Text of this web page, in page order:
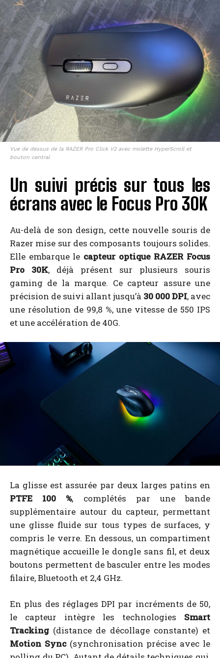
Vue de dessus de la RAZER Pro Click V2 avec molette HyperScroll et
bouton central
Un suivi précis sur tous les
écrans avec le Focus Pro 30K
Au-delà de son design, cette nouvelle souris de
Razer mise sur des composants toujours solides.
Elle embarque le capteur optique RAZER Focus
Pro 30K, déjà présent sur plusieurs souris
gaming de la marque. Ce capteur assure une
précision de suivi allant jusqu’à 30 000 DPI, avec
une résolution de 99,8 %, une vitesse de 550 IPS
et une accélération de 40G.
La glisse est assurée par deux larges patins en
PTFE 100 %, complétés par une bande
supplémentaire autour du capteur, permettant
une glisse fluide sur tous types de surfaces, y
compris le verre. En dessous, un compartiment
magnétique accueille le dongle sans fil, et deux
boutons permettent de basculer entre les modes
filaire, Bluetooth et 2,4 GHz.
En plus des réglages DPI par incréments de 50,
le capteur intègre les technologies Smart
Tracking (distance de décollage constante) et
Motion Sync(synchronisation précise avec le